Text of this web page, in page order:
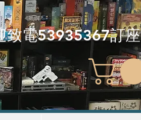
致電53935367訂座